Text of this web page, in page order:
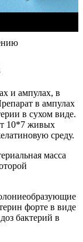
и ампулах, в
в ампулах
в сухом виде.
10*7 живых
среду.
масса
форте в виде
бактерий в